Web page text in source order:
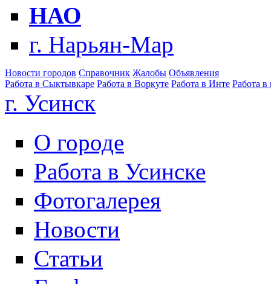
НАО
г. Нарьян-Мар
Новости городов Справочник Жалобы Объявления
Работа в Сыктывкаре Работа в Воркуте Работа в Инте Работа в
г. Усинск
О городе
Работа в Усинске
Фотогалерея
Новости
Статьи